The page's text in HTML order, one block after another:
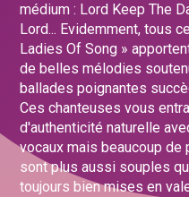
médium : Lord Keep The
Lord... Evidemment, tous
Ladies Of Song »
de belles mélodies
ballades poignantes
Ces chanteuses vous
d'authenticité naturelle
vocaux mais beaucoup de
sont plus aussi souples
toujours bien mises en